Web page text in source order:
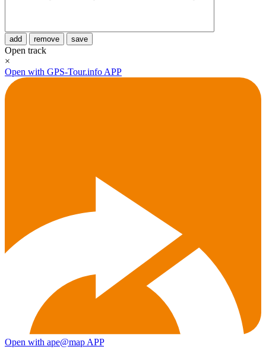
add remove save
Open track
×
Open with GPS-Tour.info APP
Open with ape@map APP